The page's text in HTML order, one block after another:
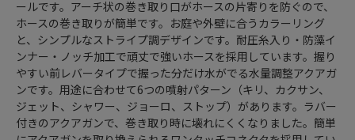
ールです。アーチ状の巻き取り口がホースの片寄りを防ぐので、
ホースの巻き取りが簡単です。お庭や外壁に合うカラーリング
と、シンプルなストライプ調デザインです。耐圧糸入り・防藻イ
ンナー・ノッチ加工で頑丈で強いホースを採用しています。握り
やすい前レバータイプで握った分だけ水がでる水量調整アクアガ
ンです。用途に合わせて6つの噴射パターン（キリ、カクサン、
ジェット、シャワー、ジョーロ、ストップ）があります。ラバー
付きのアクアガンで、巻き取り時に壊れにくくなりました。簡単